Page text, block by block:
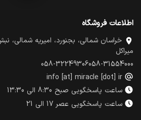
اطلاعات فروشگاه
خراسان شمالی، بجنورد، امیریه شمالی،
میراکل
058-31554000
058-32249306
info [at] miracle [dot] ir
ساعت پاسخگویی صبح 8:30 الی 13:30
ساعت پاسخگویی عصر 17 الی 21